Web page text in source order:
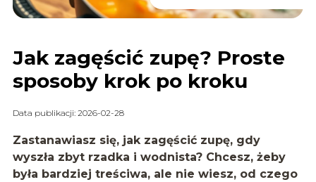
Jak zagęścić zupę? Proste
sposoby krok po kroku
Data publikacji: 2026-02-28
Zastanawiasz się, jak zagęścić zupę, gdy
wyszła zbyt rzadka i wodnista? Chcesz, żeby
była bardziej treściwa, ale nie wiesz, od czego